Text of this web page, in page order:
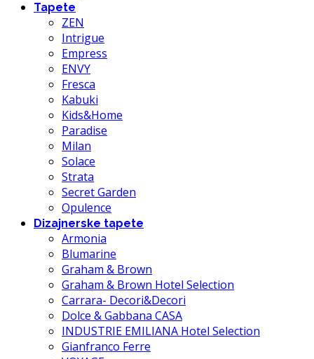
Tapete
ZEN
Intrigue
Empress
ENVY
Fresca
Kabuki
Kids&Home
Paradise
Milan
Solace
Strata
Secret Garden
Opulence
Dizajnerske tapete
Armonia
Blumarine
Graham & Brown
Graham & Brown Hotel Selection
Carrara- Decori&Decori
Dolce & Gabbana CASA
INDUSTRIE EMILIANA Hotel Selection
Gianfranco Ferre